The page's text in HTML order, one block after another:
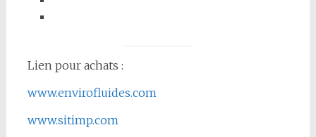
Lien pour achats :
www.envirofluides.com
www.sitimp.com